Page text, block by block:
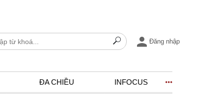
Đăng nhập
ĐA CHIỀU INFOCUS